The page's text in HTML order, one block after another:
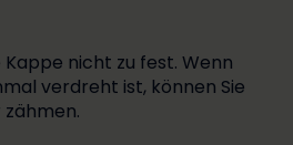
Kappe nicht zu fest. Wenn
verdreht ist, können Sie